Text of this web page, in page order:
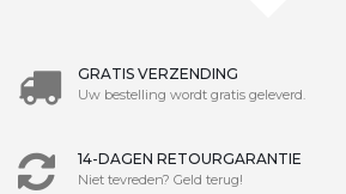
GRATIS VERZENDING
Uw bestelling wordt gratis geleverd.
14-DAGEN RETOURGARANTIE
Niet tevreden? Geld terug!